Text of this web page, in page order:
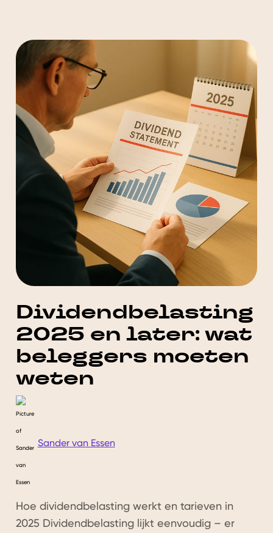
Dividendbelasting
2025 en later: wat
beleggers moeten
weten
Sander van Essen
Hoe dividendbelasting werkt en tarieven in
2025 Dividendbelasting lijkt eenvoudig – er